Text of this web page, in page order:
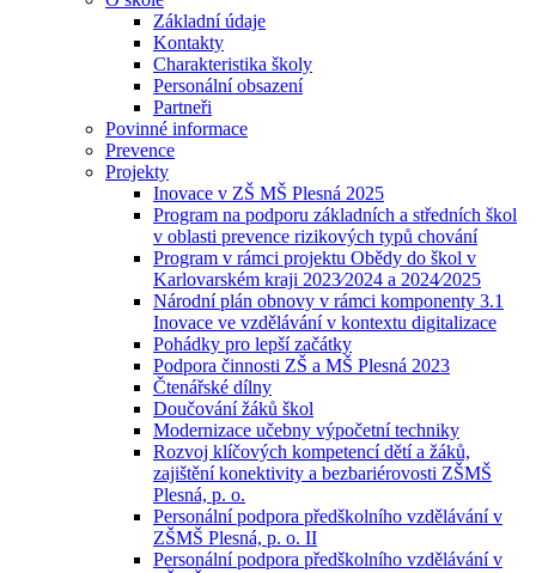
Základní údaje
Kontakty
Charakteristika školy
Personální obsazení
Partneři
Povinné informace
Prevence
Projekty
Inovace v ZŠ MŠ Plesná 2025
Program na podporu základních a středních škol
v oblasti prevence rizikových typů chování
Program v rámci projektu Obědy do škol v
Karlovarském kraji 2023⁄2024 a 2024⁄2025
Národní plán obnovy v rámci komponenty 3.1
Inovace ve vzdělávání v kontextu digitalizace
Pohádky pro lepší začátky
Podpora činnosti ZŠ a MŠ Plesná 2023
Čtenářské dílny
Doučování žáků škol
Modernizace učebny výpočetní techniky
Rozvoj klíčových kompetencí dětí a žáků,
zajištění konektivity a bezbariérovosti ZŠMŠ
Plesná, p. o.
Personální podpora předškolního vzdělávání v
ZŠMŠ Plesná, p. o. II
Personální podpora předškolního vzdělávání v